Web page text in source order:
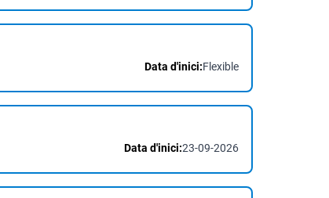
Data d'inici:Flexible
Data d'inici:23-09-2026